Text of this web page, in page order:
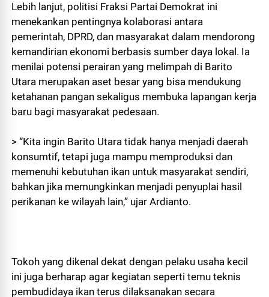
Lebih lanjut, politisi Fraksi Partai Demokrat ini
menekankan pentingnya kolaborasi antara
pemerintah, DPRD, dan masyarakat dalam mendorong
kemandirian ekonomi berbasis sumber daya lokal. Ia
menilai potensi perairan yang melimpah di Barito
Utara merupakan aset besar yang bisa mendukung
ketahanan pangan sekaligus membuka lapangan kerja
baru bagi masyarakat pedesaan.
> “Kita ingin Barito Utara tidak hanya menjadi daerah
konsumtif, tetapi juga mampu memproduksi dan
memenuhi kebutuhan ikan untuk masyarakat sendiri,
bahkan jika memungkinkan menjadi penyuplai hasil
perikanan ke wilayah lain,” ujar Ardianto.
Tokoh yang dikenal dekat dengan pelaku usaha kecil
ini juga berharap agar kegiatan seperti temu teknis
pembudidaya ikan terus dilaksanakan secara